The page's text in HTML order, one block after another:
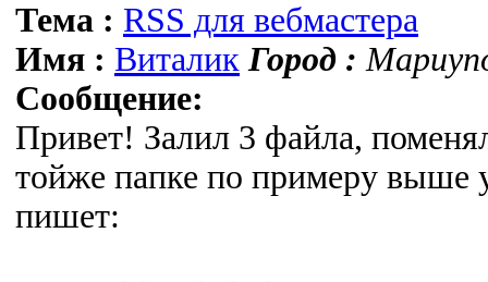
Тема : RSS для вебмастера
Имя : Виталик Город :
Сообщение:
Привет! Залил 3 файла,
тойже папке по примеру выше
пишет: